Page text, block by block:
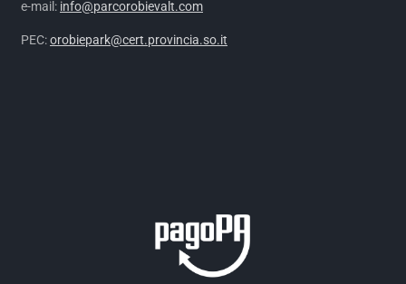
e-mail: info@parcorobievalt.com
PEC:orobiepark@cert.provincia.so.it